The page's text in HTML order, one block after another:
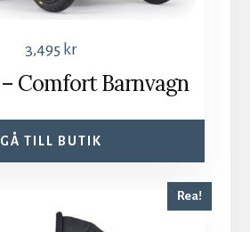
3,495 kr
Comfort Barnvagn
GÅ TILL BUTIK
Rea!